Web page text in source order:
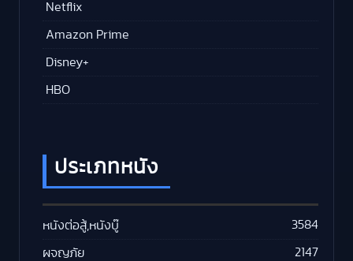
Netflix
Amazon Prime
Disney+
HBO
ประเภทหนัง
หนังต่อสู้,หนังบู๊ 3584
ผจญภัย 2147